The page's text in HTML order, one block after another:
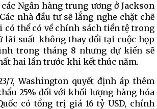
Ngân hàng trung ương ở Jackson
nhà đầu tư sẽ lắng nghe chặt chẽ
có thể có về chính sách tiền tệ trong
lãi suất không thay đổi tại cuộc họp
trong tháng 8 nhưng dự kiến ​​sẽ
hai lần trước khi kết thúc năm.
7, Washington quyết định áp thêm
25% đối với khối lượng hàng hóa
có tổng trị giá 16 tỷ USD, chính